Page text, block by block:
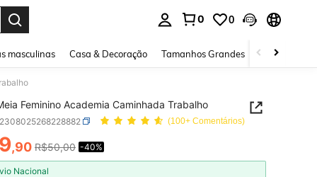
0 0
masculinas Casa & Decoração Tamanhos Grandes Joias e
Feminino Academia Caminhada Trabalho
(100+ Comentários)
AND AVAILABILITY
,90 R$50,00 -40%
Nacional